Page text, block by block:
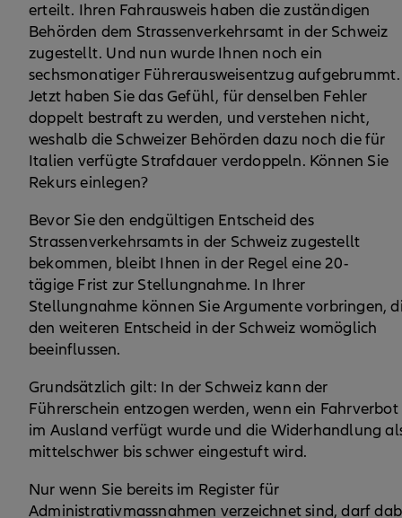
erteilt. Ihren Fahrausweis haben die zuständigen
Behörden dem Strassenverkehrsamt in der Schweiz
zugestellt. Und nun wurde Ihnen noch ein
sechsmonatiger Führerausweisentzug aufgebrummt.
Jetzt haben Sie das Gefühl, für denselben Fehler
doppelt bestraft zu werden, und verstehen nicht,
weshalb die Schweizer Behörden dazu noch die für
Italien verfügte Strafdauer verdoppeln. Können Sie
Rekurs einlegen?
Bevor Sie den endgültigen Entscheid des
Strassenverkehrsamts in der Schweiz zugestellt
bekommen, bleibt Ihnen in der Regel eine 20-
tägige Frist zur Stellungnahme. In Ihrer
Stellungnahme können Sie Argumente vorbringen,
den weiteren Entscheid in der Schweiz womöglich
beeinflussen.
Grundsätzlich gilt: In der Schweiz kann der
Führerschein entzogen werden, wenn ein Fahrverbot
im Ausland verfügt wurde und die Widerhandlung
mittelschwer bis schwer eingestuft wird.
Nur wenn Sie bereits im Register für
Administrativmassnahmen verzeichnet sind, darf